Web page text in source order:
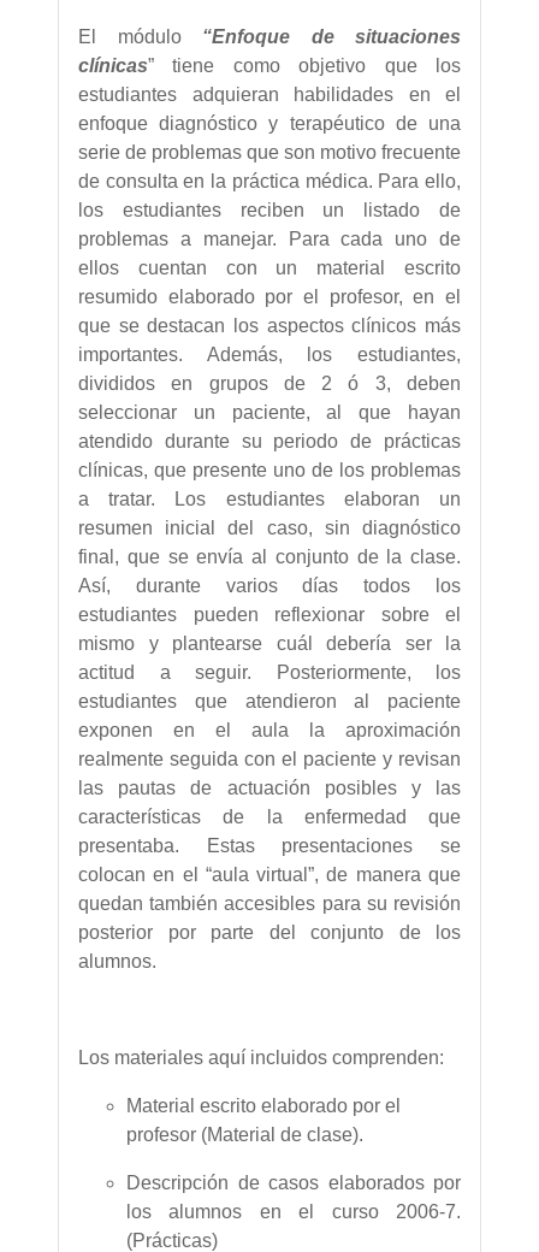
El módulo “Enfoque de situaciones
clínicas” tiene como objetivo que los
estudiantes adquieran habilidades en el
enfoque diagnóstico y terapéutico de una
serie de problemas que son motivo frecuente
de consulta en la práctica médica. Para ello,
los estudiantes reciben un listado de
problemas a manejar. Para cada uno de
ellos cuentan con un material escrito
resumido elaborado por el profesor, en el
que se destacan los aspectos clínicos más
importantes. Además, los estudiantes,
divididos en grupos de 2 ó 3, deben
seleccionar un paciente, al que hayan
atendido durante su periodo de prácticas
clínicas, que presente uno de los problemas
a tratar. Los estudiantes elaboran un
resumen inicial del caso, sin diagnóstico
final, que se envía al conjunto de la clase.
Así, durante varios días todos los
estudiantes pueden reflexionar sobre el
mismo y plantearse cuál debería ser la
actitud a seguir. Posteriormente, los
estudiantes que atendieron al paciente
exponen en el aula la aproximación
realmente seguida con el paciente y revisan
las pautas de actuación posibles y las
características de la enfermedad que
presentaba. Estas presentaciones se
colocan en el “aula virtual”, de manera que
quedan también accesibles para su revisión
posterior por parte del conjunto de los
alumnos.
Los materiales aquí incluidos comprenden:
Material escrito elaborado por el
profesor (Material de clase).
Descripción de casos elaborados por
los alumnos en el curso 2006-7.
(Prácticas)